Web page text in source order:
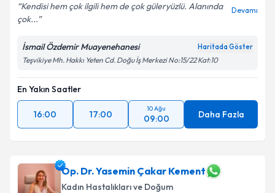
Kişisel verilerimin işlenmesine ilişkinAydınlatma
Kendisi hem çok ilgili hem de çok güleryüzlü. Alanında
çok...
Devamı
İsmail Özdemir Muayenehanesi Haritada Göster
Teşvikiye Mh. Hakkı Yeten Cd. Doğu İş Merkezi No:15/22 Kat:10
En Yakın Saatler
16:00 17:00
10 Ağu
09:00 Daha Fazla
Op. Dr. Yasemin Çakar Kement
Kadın Hastalıkları ve Doğum